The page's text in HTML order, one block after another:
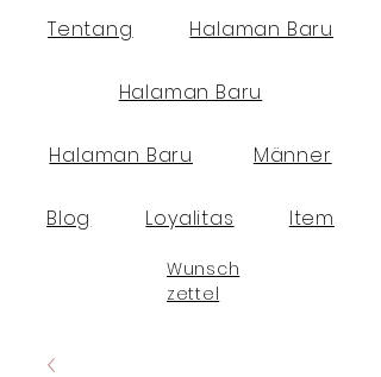
Tentang Halaman Baru
Halaman Baru
Halaman Baru Männer
Blog Loyalitas Item
Wunsch
zettel